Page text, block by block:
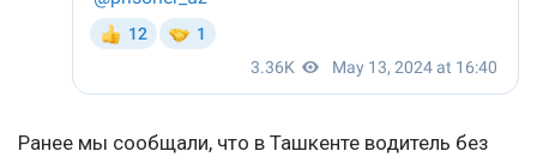
Ранее мы сообщали, что в Ташкенте водитель без